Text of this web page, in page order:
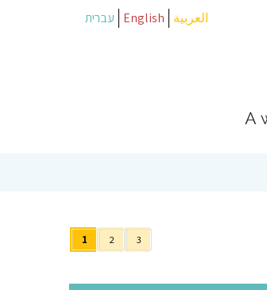
العربية English עברית
1 2 3